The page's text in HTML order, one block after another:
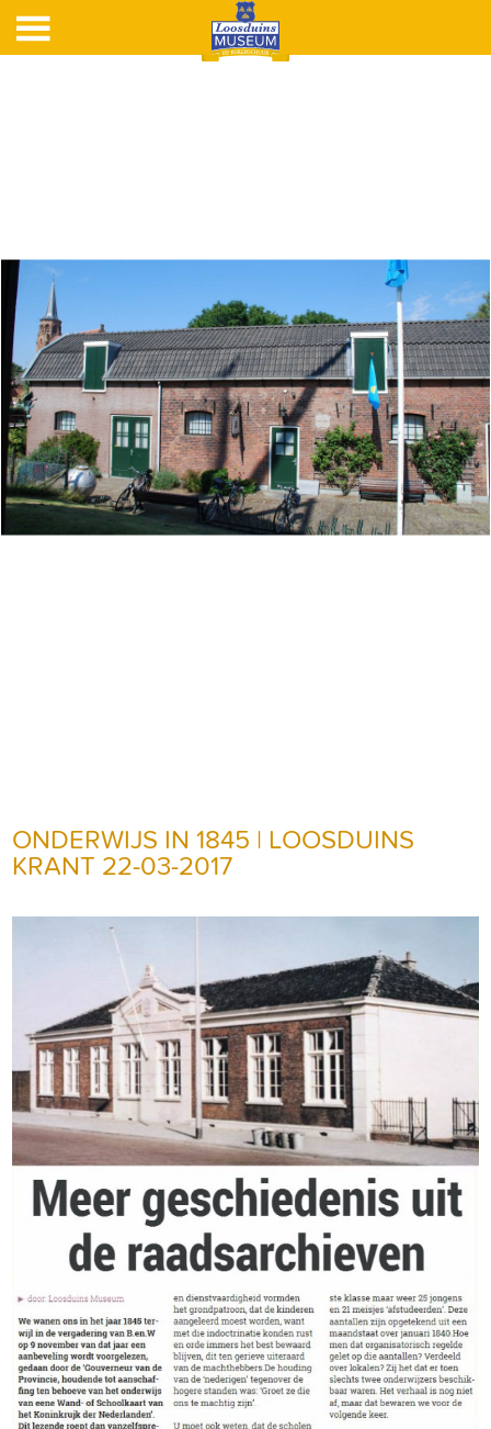
ONDERWIJS IN 1845 | LOOSDUINS
KRANT 22-03-2017